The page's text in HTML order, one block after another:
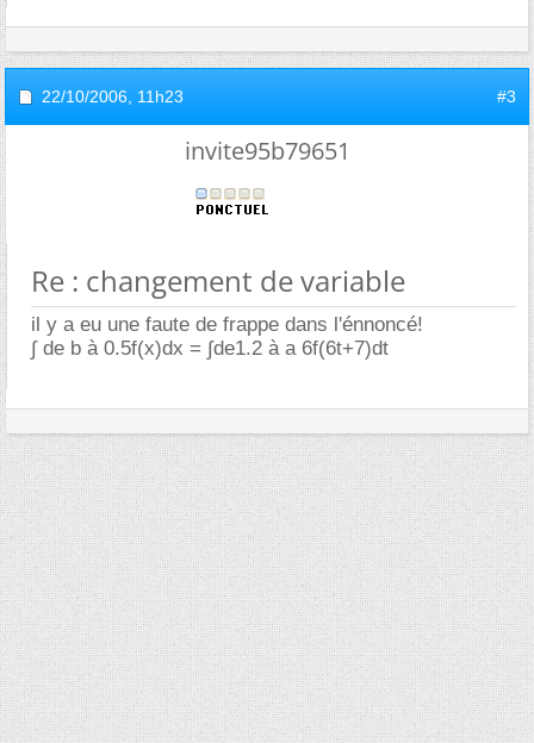
22/10/2006, 11h23 #3
invite95b79651
Re : changement de variable
il y a eu une faute de frappe dans l'énnoncé!
∫ de b à 0.5f(x)dx = ∫de1.2 à a 6f(6t+7)dt